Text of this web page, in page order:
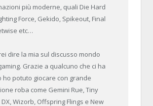
più moderne, quali Die Hard
Force, Gekido, Spikeout, Final
etc…
dire la mia sul discusso mondo
Grazie a qualcuno che ci ha
ho potuto giocare con grande
roba come Gemini Rue, Tiny
Wizorb, Offspring Flings e New